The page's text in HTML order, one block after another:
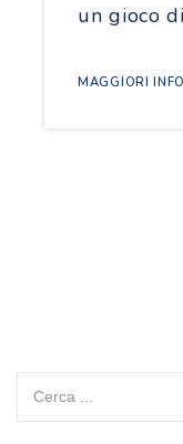
un gioco
MAGGIORI